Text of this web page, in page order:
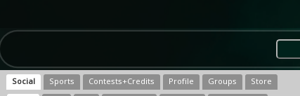
Social Sports Contests+Credits Profile Groups
Store